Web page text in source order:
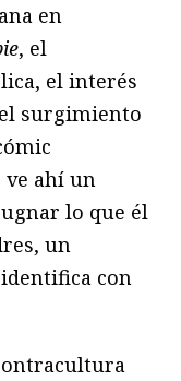
en
, el
el interés
surgimiento
ve ahí un
lo que él
un
con